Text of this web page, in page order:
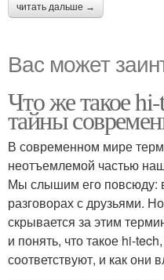
читать дальше →
Вас может
Что же такое
тайны
В современном мире
неотъемлемой частью
Мы слышим его повсюду:
разговорах с друзьями.
скрывается за этим
и понять, что такое hi-
соответствуют, и как они